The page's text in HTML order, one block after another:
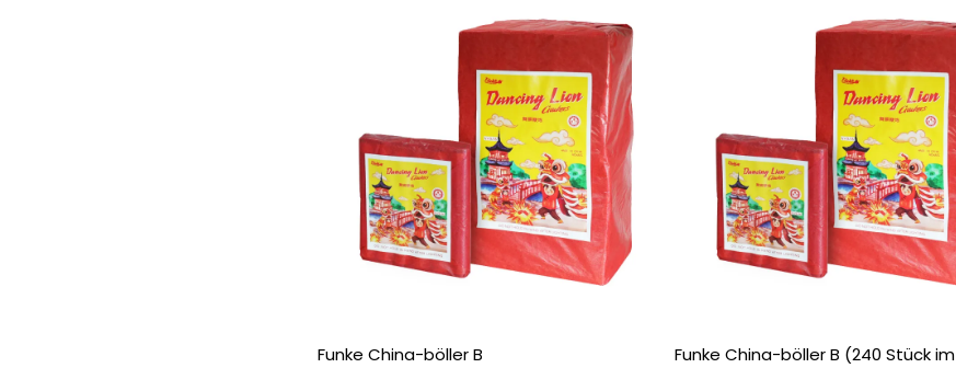
Funke China-böller B
Funke China-böller B (240 Stück im